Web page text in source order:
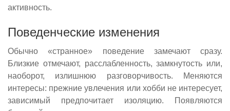
активность.
Поведенческие изменения
Обычно «странное» поведение замечают сразу.
Близкие отмечают, расслабленность, замкнутость или,
наоборот, излишнюю разговорчивость. Меняются
интересы: прежние увлечения или хобби не интересует,
зависимый предпочитает изоляцию. Появляются